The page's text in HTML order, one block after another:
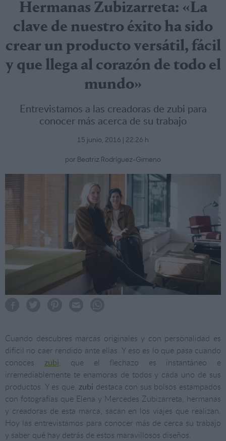
Hermanas Zubizarreta: «La
clave de nuestro éxito ha sido
crear un producto versátil, fácil
y que llega al corazón de todo el
mundo»
Entrevistamos a las creadoras de zubi para
conocer más acerca de su trabajo
15 junio, 2016 | 22:26 h
por Beatriz Rodríguez-Gimeno
Cuando descubres marcas originales y con personalidad es
difícil no caer rendido ante ellas. Y eso es lo que pasa cuando
conoces zubi, que el flechazo es instantáneo e
irremediablemente te enamoras de todos y cada uno de sus
productos. Y es que, zubi destaca con sus bolsos estampados
con fotografías que Elena y Mercedes Zubizarreta, hermanas
y creadoras de esta marca, sacan en los viajes que realizan.
Hoy las entrevistamos para conocer más de cerca su trabajo
y saber qué hay detrás de estos maravillosos diseños.